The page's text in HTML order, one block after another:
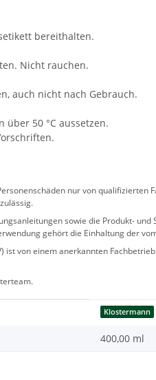
bereithalten.
Nicht rauchen.
auch nicht nach Gebrauch.
über 50 °C aussetzen.
nur von
sowie die Produkt-
gehört die Einhaltung der
von einem anerkannten
Klostermann
400,00 ml